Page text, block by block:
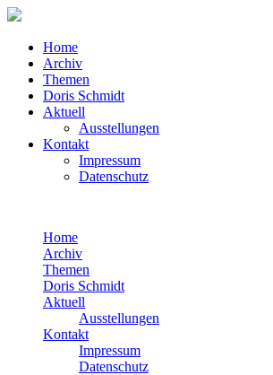
Home
Archiv
Themen
Doris Schmidt
Aktuell
Ausstellungen
Kontakt
Impressum
Datenschutz
Home
Archiv
Themen
Doris Schmidt
Aktuell
Ausstellungen
Kontakt
Impressum
Datenschutz